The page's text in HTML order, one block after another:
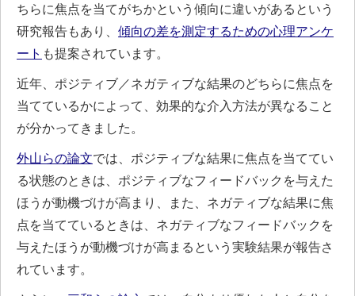
ちらに焦点を当てがちかという傾向に違いがあるという
研究報告もあり、 傾向の差を測定するための心理アンケ
ート も提案されています。
近年、ポジティブ／ネガティブな結果のどちらに焦点を
当てているかによって、効果的な介入方法が異なること
が分かってきました。
外山らの論文では、ポジティブな結果に焦点を当ててい
る状態のときは、ポジティブなフィードバックを与えた
ほうが動機づけが高まり、また、ネガティブな結果に焦
点を当てているときは、ネガティブなフィードバックを
与えたほうが動機づけが高まるという実験結果が報告さ
れています。